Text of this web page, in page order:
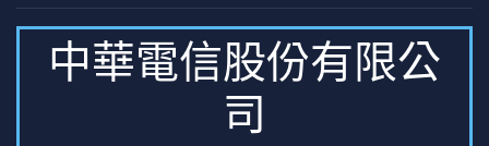
中華電信股份有限公
司